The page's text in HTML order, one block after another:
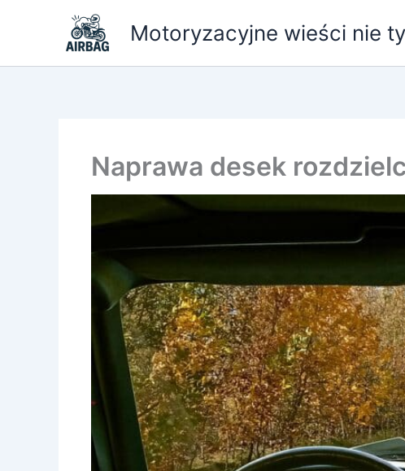
Motoryzacyjne wieści nie
Naprawa desek